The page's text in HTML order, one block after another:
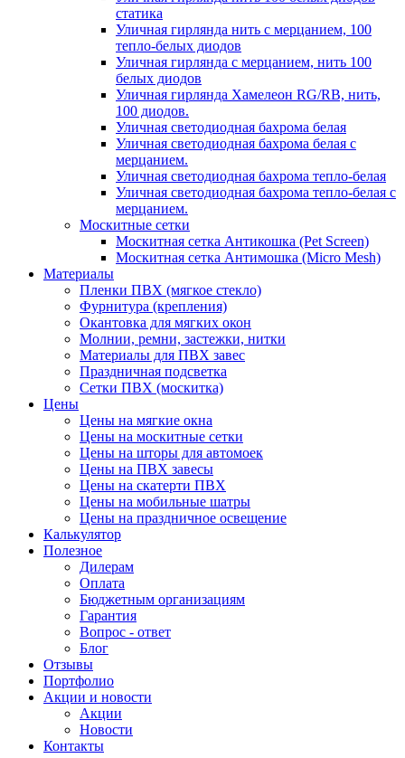
статика
Уличная гирлянда нить с мерцанием, 100
тепло-белых диодов
Уличная гирлянда с мерцанием, нить 100
белых диодов
Уличная гирлянда Хамелеон RG/RB, нить,
100 диодов.
Уличная светодиодная бахрома белая
Уличная светодиодная бахрома белая с
мерцанием.
Уличная светодиодная бахрома тепло-белая
Уличная светодиодная бахрома тепло-белая с
мерцанием.
Москитные сетки
Москитная сетка Антикошка (Pet Screen)
Москитная сетка Антимошка (Micro Mesh)
Материалы
Пленки ПВХ (мягкое стекло)
Фурнитура (крепления)
Окантовка для мягких окон
Молнии, ремни, застежки, нитки
Материалы для ПВХ завес
Праздничная подсветка
Сетки ПВХ (москитка)
Цены
Цены на мягкие окна
Цены на москитные сетки
Цены на шторы для автомоек
Цены на ПВХ завесы
Цены на скатерти ПВХ
Цены на мобильные шатры
Цены на праздничное освещение
Калькулятор
Полезное
Дилерам
Оплата
Бюджетным организациям
Гарантия
Вопрос - ответ
Блог
Отзывы
Портфолио
Акции и новости
Акции
Новости
Контакты